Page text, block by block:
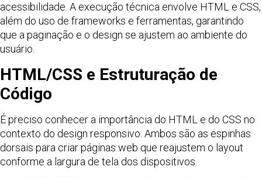
acessibilidade. A execução técnica envolve HTML e CSS,
além do uso de frameworks e ferramentas, garantindo
que a paginação e o design se ajustem ao ambiente do
usuário.
HTML/CSS e Estruturação de
Código
É preciso conhecer a importância do HTML e do CSS no
contexto do design responsivo. Ambos são as espinhas
dorsais para criar páginas web que reajustem o layout
conforme a largura de tela dos dispositivos.